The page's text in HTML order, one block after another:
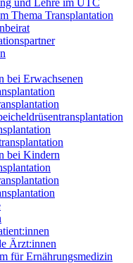
und Lehre im UTC
Thema Transplantation
bei Erwachsenen
bei Kindern
Ärzt:innen
für Ernährungsmedizin